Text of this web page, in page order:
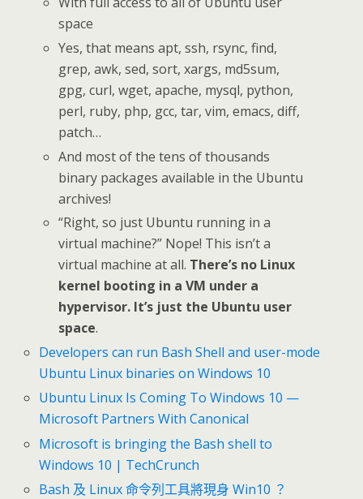
space
Yes, that means apt, ssh, rsync, find,
grep, awk, sed, sort, xargs, md5sum,
gpg, curl, wget, apache, mysql, python,
perl, ruby, php, gcc, tar, vim, emacs, diff,
patch…
And most of the tens of thousands
binary packages available in the Ubuntu
archives!
“Right, so just Ubuntu running in a
virtual machine?” Nope! This isn’t a
virtual machine at all. There’s no Linux
kernel booting in a VM under a
hypervisor. It’s just the Ubuntu user
space.
Developers can run Bash Shell and user-mode
Ubuntu Linux binaries on Windows 10
Ubuntu Linux Is Coming To Windows 10 —
Microsoft Partners With Canonical
Microsoft is bringing the Bash shell to
Windows 10 | TechCrunch
Bash 及 Linux 命令列工具將現身 Win10 ？